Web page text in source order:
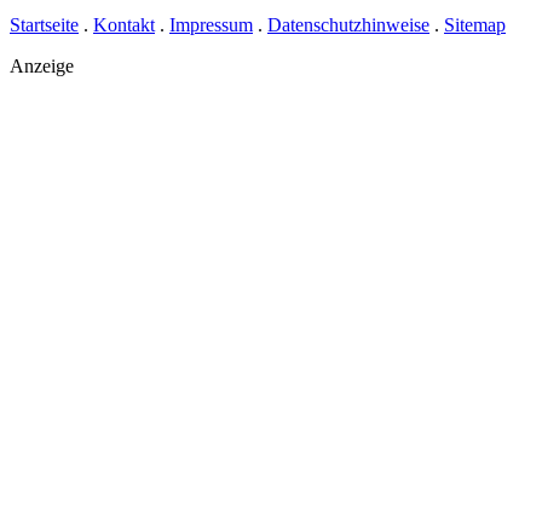
Startseite . Kontakt . Impressum . Datenschutzhinweise . Sitemap
Anzeige